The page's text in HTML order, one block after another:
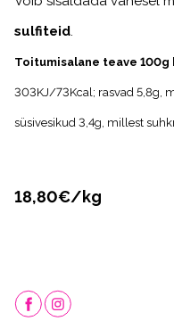
sulfiteid
Toitumisalane teave 100g
303KJ/73Kcal; rasvad 5,8g,
süsivesikud 3,4g, millest
18,80€/kg